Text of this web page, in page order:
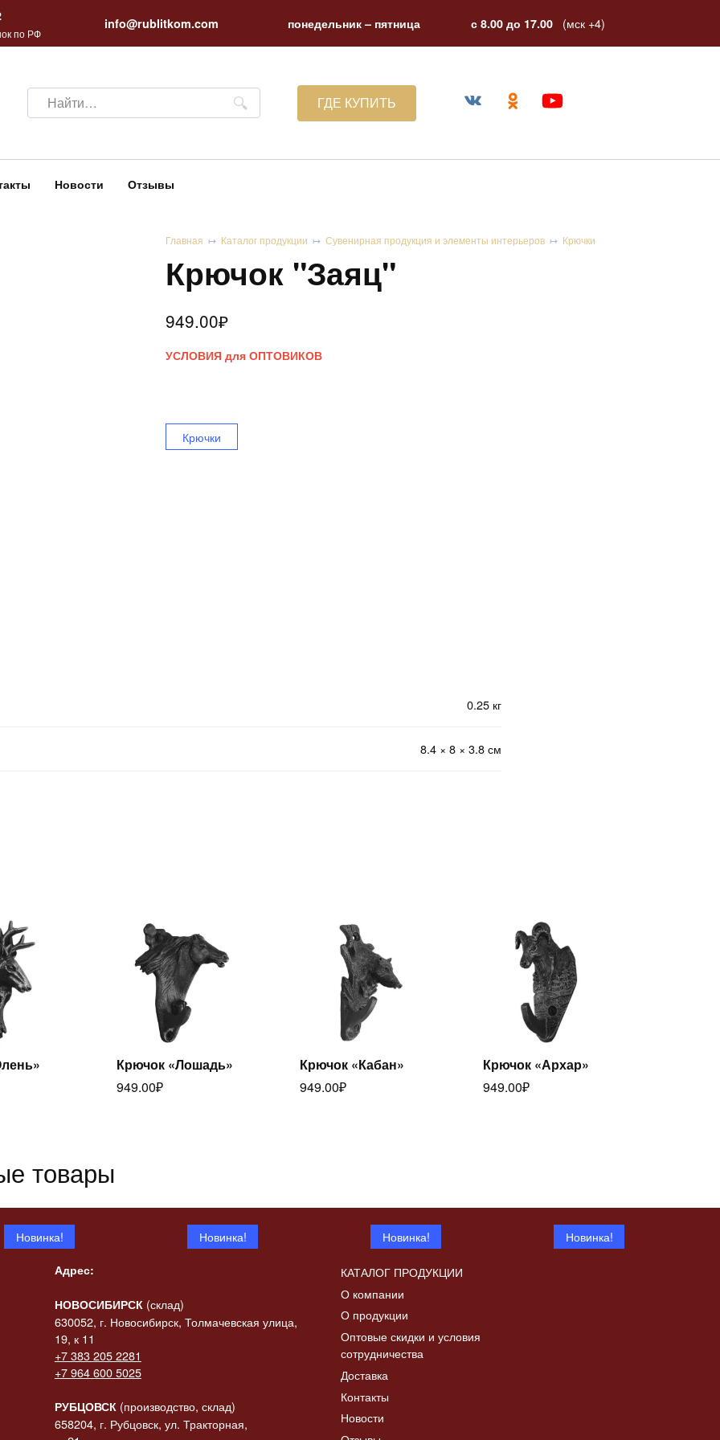
по РФ
info@rublitkom.com понедельник – пятница с 8.00 до 17.00 (мск +4)
Search
for:
ГДЕ КУПИТЬ
Новости Отзывы
Главная Каталог продукции Сувенирная продукция и элементы интерьеров Крючки
Крючок "Заяц"
949.00₽
УСЛОВИЯ для ОПТОВИКОВ
Крючки
0.25 кг
8.4 × 8 × 3.8 см
Крючок «Лошадь»
949.00₽
Крючок «Кабан»
949.00₽
Крючок «Архар»
949.00₽
товары
Новинка!
далее
Новинка!
Статуэтка «Коза с
баяном»
2137.00 ₽
далее
Новинка!
Статуэтка «Коза с
баяном» в патине
2308.00₽
Новинка!
Адрес:
НОВОСИБИРСК (склад)
630052, г. Новосибирск, Толмачевская улица,
19, к 11
+7 383 205 2281
+7 964 600 5025
РУБЦОВСК (производство, склад)
658204, г. Рубцовск, ул. Тракторная,
КАТАЛОГ ПРОДУКЦИИ
О компании
О продукции
Оптовые скидки и условия
сотрудничества
Доставка
Контакты
Новости